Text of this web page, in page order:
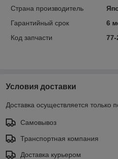
Страна производитель
Гарантийный срок
6
Код запчасти
77-
Условия доставки
Доставка осуществляется только
Самовывоз
Транспортная компания
Доставка курьером